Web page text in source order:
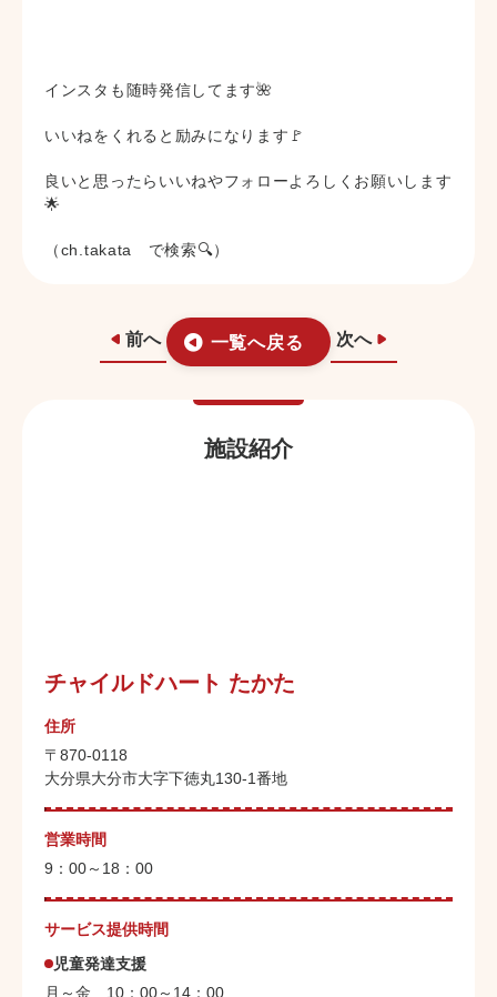
インスタも随時発信してます🌺
いいねをくれると励みになります🚩
良いと思ったらいいねやフォローよろしくお願いします
🌟
（ch.takata で検索🔍）
前へ 一覧へ戻る 次へ
施設紹介
チャイルドハート たかた
住所
〒870-0118
大分県大分市大字下徳丸130-1番地
営業時間
9：00～18：00
サービス提供時間
児童発達支援
月～金 10：00～14：00